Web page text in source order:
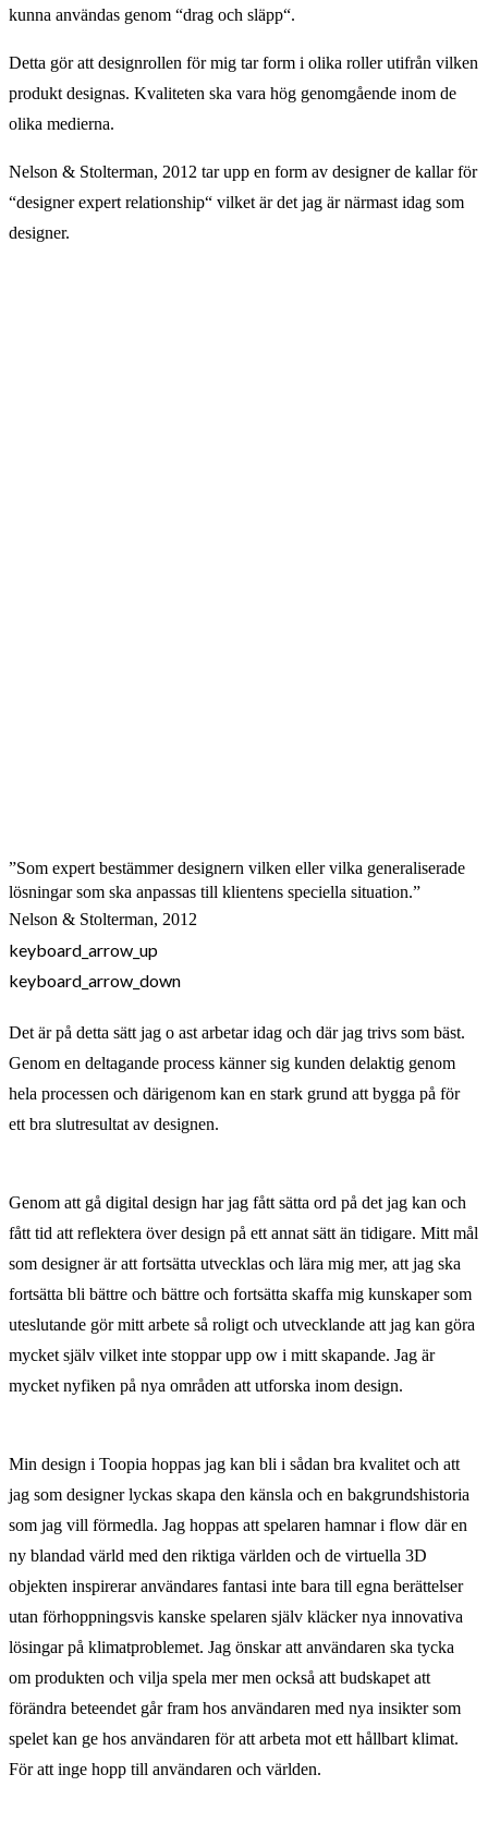
kunna användas genom “drag och släpp“.
Detta gör att designrollen för mig tar form i olika roller utifrån vilken
produkt designas. Kvaliteten ska vara hög genomgående inom de
olika medierna.
Nelson & Stolterman, 2012 tar upp en form av designer de kallar för
“designerexpert relationship“ vilket är det jag är närmast idag som
designer.
”Som expert bestämmer designern vilken eller vilka generaliserade
lösningar som ska anpassas till klientens speciella situation.”
Nelson & Stolterman, 2012
keyboard_arrow_up
keyboard_arrow_down
Det är på detta sätt jag o ast arbetar idag och där jag trivs som bäst.
Genom en deltagande process känner sig kunden delaktig genom
hela processen och därigenom kan en stark grund att bygga på för
ett bra slutresultat av designen.
Genom att gå digital design har jag fått sätta ord på det jag kan och
fått tid att reflektera över design på ett annat sätt än tidigare. Mitt mål
som designer är att fortsätta utvecklas och lära mig mer, att jag ska
fortsätta bli bättre och bättre och fortsätta skaffa mig kunskaper som
uteslutande gör mitt arbete så roligt och utvecklande att jag kan göra
mycket själv vilket inte stoppar upp ow i mitt skapande. Jag är
mycket nyfiken på nya områden att utforska inom design.
Min design i Toopia hoppas jag kan bli i sådan bra kvalitet och att
jag som designerlyckas skapa den känsla och en bakgrundshistoria
som jag vill förmedla. Jag hoppas att spelaren hamnar i flow där en
ny blandad värld med den riktiga världen och de virtuella 3D
objekten inspirerar användares fantasi inte bara till egna berättelser
utan förhoppningsvis kanske spelaren själv kläcker nya innovativa
lösingar på klimatproblemet. Jag önskar att användaren ska tycka
om produkten och vilja spela mer men också att budskapet att
förändra beteendet går fram hos användaren med nya insiktersom
spelet kan ge hos användaren för att arbeta mot ett hållbart klimat.
För att inge hopp till användaren och världen.